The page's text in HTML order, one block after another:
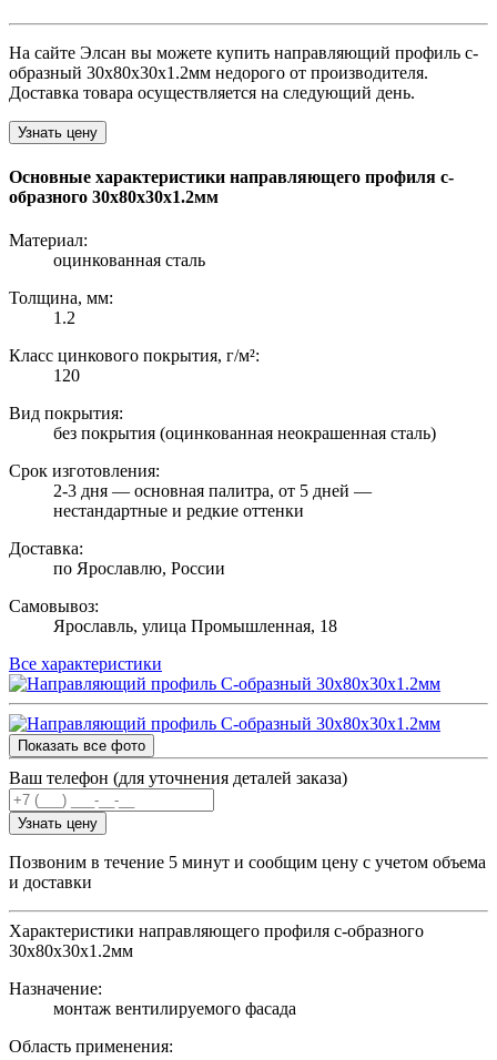
На сайте Элсан вы можете купить направляющий профиль с-
образный 30х80х30х1.2мм недорого от производителя.
Доставка товара осуществляется на следующий день.
Узнать цену
Основные характеристики направляющего профиля с-
образного 30х80х30х1.2мм
Материал:
оцинкованная сталь
Толщина, мм:
1.2
Класс цинкового покрытия, г/м²:
120
Вид покрытия:
без покрытия (оцинкованная неокрашенная сталь)
Срок изготовления:
2-3 дня — основная палитра, от 5 дней —
нестандартные и редкие оттенки
Доставка:
по Ярославлю, России
Самовывоз:
Ярославль, улица Промышленная, 18
Все характеристики
Показать все фото
Ваш телефон (для уточнения деталей заказа)
Узнать цену
Позвоним в течение 5 минут и сообщим цену с учетом объема
и доставки
Характеристики направляющего профиля с-образного
30х80х30х1.2мм
Назначение:
монтаж вентилируемого фасада
Область применения: